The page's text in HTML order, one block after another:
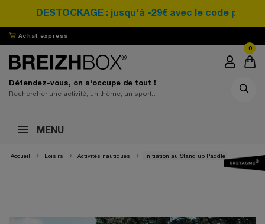
DESTOCKAGE : jusqu'à -29€ avec le code promo
Achat express
Détendez-vous, on s'occupe de tout !
0
MENU
Accueil Loisirs Activités nautiques Initiation au Stand up Paddle